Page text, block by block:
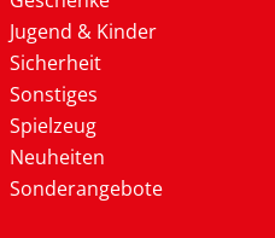
Jugend & Kinder
Sicherheit
Sonstiges
Spielzeug
Neuheiten
Sonderangebote